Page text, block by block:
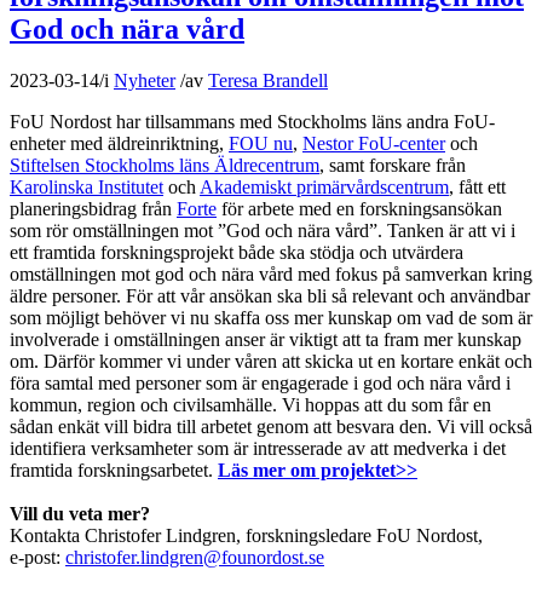
God och nära vård
2023-03-14/i Nyheter /av Teresa Brandell
FoU Nordost har tillsammans med Stockholms läns andra FoU-
enheter med äldreinriktning, FOU nu, Nestor FoU-centeroch
Stiftelsen Stockholms läns Äldrecentrum, samt forskare från
Karolinska Institutet och Akademiskt primärvårdscentrum, fått ett
planeringsbidrag från Forte för arbete med en forskningsansökan
som rör omställningen mot ”God och nära vård”. Tanken är att vi i
ett framtida forskningsprojekt både ska stödja och utvärdera
omställningen mot god och nära vård med fokus på samverkan kring
äldre personer. För att vår ansökan ska bli så relevant och användbar
som möjligt behöver vi nu skaffa oss mer kunskap om vad de som är
involverade i omställningen anser är viktigt att ta fram mer kunskap
om. Därför kommer vi under våren att skicka ut en kortare enkät och
föra samtal med personer som är engagerade i god och nära vård i
kommun, region och civilsamhälle. Vi hoppas att du som får en
sådan enkät vill bidra till arbetet genom att besvara den. Vi vill också
identifiera verksamheter som är intresserade av att medverka i det
framtida forskningsarbetet. Läs mer om projektet>>
Vill du veta mer?
Kontakta Christofer Lindgren, forskningsledare FoU Nordost,
e-post: christofer.lindgren@founordost.se